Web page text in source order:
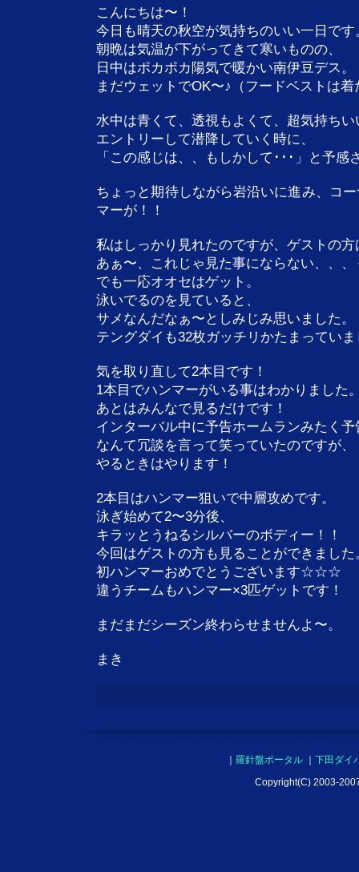
こんにちは〜！
今日も晴天の秋空が気持ちのいい一日です
朝晩は気温が下がってきて寒いものの、
日中はポカポカ陽気で暖かい南伊豆デス。
まだウェットでOK〜♪（フードベストは
水中は青くて、透視もよくて、超気持ちい
エントリーして潜降していく時に、
「この感じは、、もしかして･･･」と予感
ちょっと期待しながら岩沿いに進み、コ
マーが！！
私はしっかり見れたのですが、ゲストの方
あぁ〜、これじゃ見た事にならない、、、
でも一応オオセはゲット。
泳いでるのを見ていると、
サメなんだなぁ〜としみじみ思いました。
テングダイも32枚ガッチリかたまってい
気を取り直して2本目です！
1本目でハンマーがいる事はわかりました
あとはみんなで見るだけです！
インターバル中に予告ホームランみたく
なんて冗談を言って笑っていたのですが、
やるときはやります！
2本目はハンマー狙いで中層攻めです。
泳ぎ始めて2〜3分後、
キラッとうねるシルバーのボディー！！
今回はゲストの方も見ることができました
初ハンマーおめでとうございます☆☆☆
違うチームもハンマー×3匹ゲットです！
まだまだシーズン終わらせませんよ〜。
まき
羅針盤ポータル
下田ダイ
Copyright(C) 2003-